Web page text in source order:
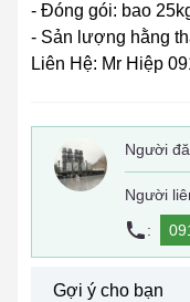
- Đóng gói: bao
- Sản lượng hằng
Liên Hệ: Mr Hiệp
Người
Người
:
Gợi ý cho bạn